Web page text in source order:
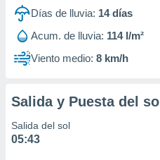
Días de lluvia: 14días
Acum. de lluvia: 114 l/m²
Viento medio: 8 km/h
Salida y Puesta del sol
Salida del sol
05:43